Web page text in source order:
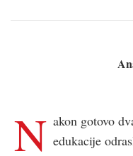
N akon gotovo
edukacije